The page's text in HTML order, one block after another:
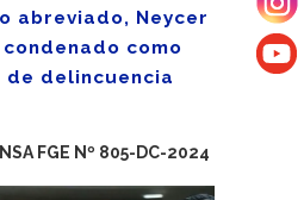
abreviado, Neycer
condenado como
delincuencia
FGE Nº 805-DC-2024